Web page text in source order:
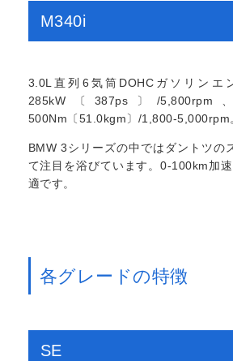
M340i
3.0L直列6気筒DOHCガソリンエ
285kW〔387ps〕/
500Nm〔51.0kgm〕/1,800-5,000rpm
BMW 3シリーズの中ではダントツの
て注目を浴びています。0-100km加
適です。
各グレードの特徴
SE